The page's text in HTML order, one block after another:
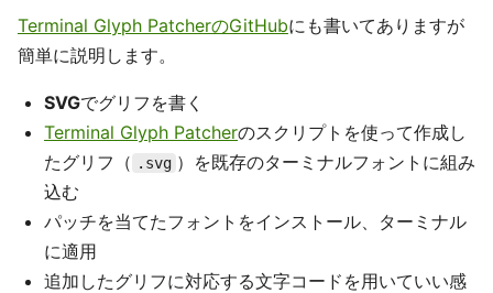
Terminal Glyph PatcherのGitHubにも書いてありますが
簡単に説明します。
SVGでグリフを書く
Terminal Glyph Patcherのスクリプトを使って作成し
たグリフ（ .svg ）を既存のターミナルフォントに組み
込む
パッチを当てたフォントをインストール、ターミナル
に適用
追加したグリフに対応する文字コードを用いていい感